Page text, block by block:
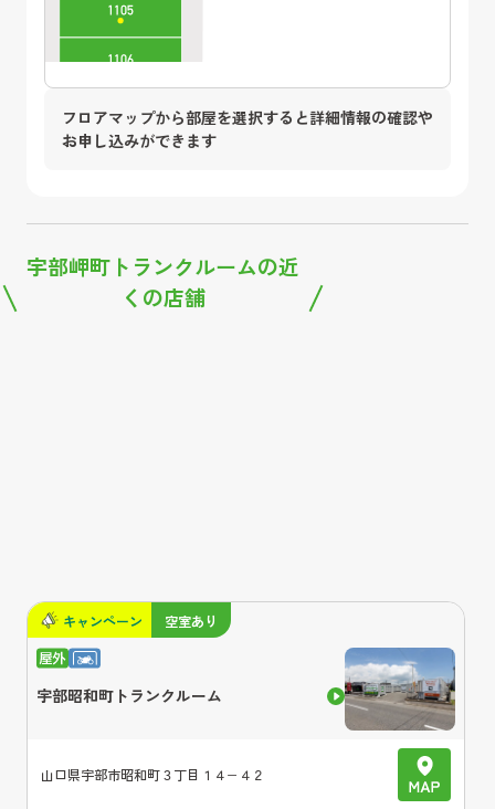
フロアマップから部屋を選択すると詳細情報の確認や
お申し込みができます
宇部岬町トランクルームの近
くの店舗
キャンペーン 空室あり
宇部昭和町トランクルーム
山口県宇部市昭和町３丁目１４−４２